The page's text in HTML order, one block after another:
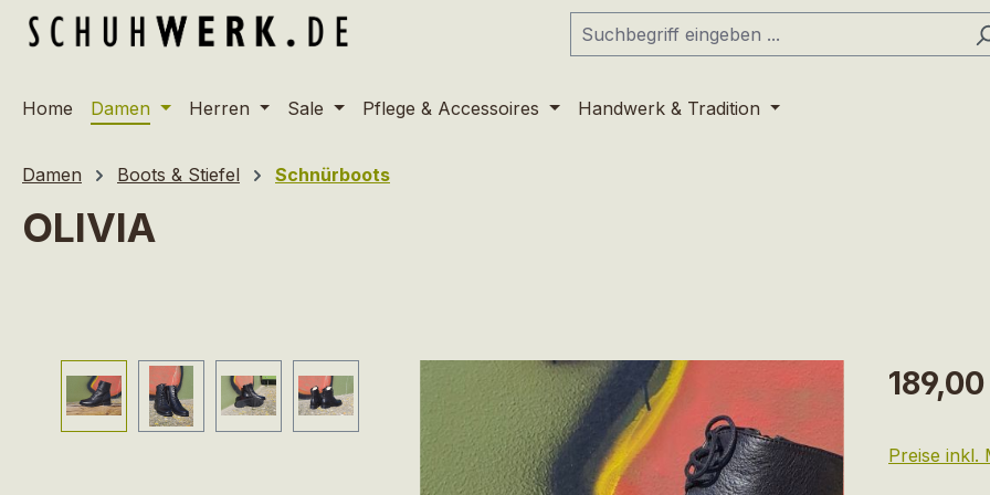
Hauptinhalt springen
Zur Suche springen
Zur Hauptnavigation springen
Home Damen Herren Sale Pflege & Accessoires Handwerk & Tradition
Damen Boots & Stiefel Schnürboots
OLIVIA
Bildergalerie überspringen Regulärer
Preise inkl.